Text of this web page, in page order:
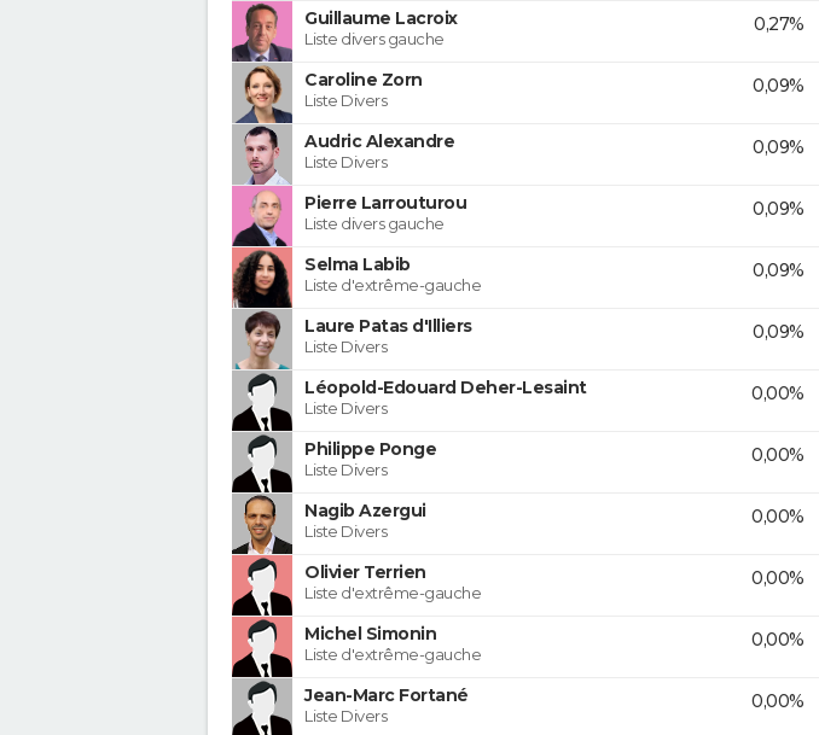
Guillaume Lacroix
Liste divers gauche
0,27%
Caroline Zorn
Liste Divers
0,09%
Audric Alexandre
Liste Divers
0,09%
Pierre Larrouturou
Liste divers gauche
0,09%
Selma Labib
Liste d'extrême-gauche
0,09%
Laure Patas d'Illiers
Liste Divers
0,09%
Léopold-Edouard Deher-Lesaint
Liste Divers
0,00%
Philippe Ponge
Liste Divers
0,00%
Nagib Azergui
Liste Divers
0,00%
Olivier Terrien
Liste d'extrême-gauche
0,00%
Michel Simonin
Liste d'extrême-gauche
0,00%
Jean-Marc Fortané
Liste Divers
0,00%